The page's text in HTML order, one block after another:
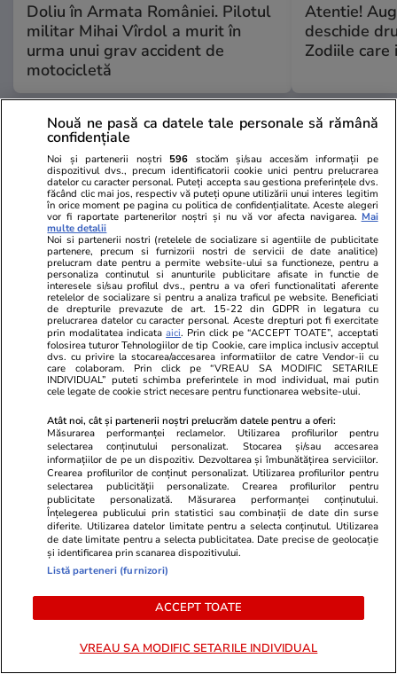
Doliu în Armata României. Pilotul
militar Mihai Vîrdol a murit în
urma unui grav accident de
motocicletă
Atentie!
deschide
Zodiile care
POLITIC
Analiză
Politică 30 iul.
Cum au ciopârțit aleșii noua
lege ANI. Ce a mai rămas din
transparența averilor
politicienilor
Analiză
Politică 30 iul.
Caracatița cu iz penal din
Agricultură. Rapida răzgândire
a ministrului Tanczos Barna
referitoare la suspendarea unor
șefi de instituții cercetați de
DNA
PARTENERI
Nouă ne pasă ca datele tale personale să rămână
confidențiale
Noi și partenerii noștri 596 stocăm și/sau accesăm informații pe
dispozitivul dvs., precum identificatorii cookie unici pentru prelucrarea
datelor cu caracter personal. Puteți accepta sau gestiona preferințele dvs.
făcând clic mai jos, respectiv vă puteți opune utilizării unui interes legitim
în orice moment pe pagina cu politica de confidențialitate. Aceste alegeri
vor fi raportate partenerilor noștri și nu vă vor afecta navigarea. Mai
multe detalii
Noi si partenerii nostri (retelele de socializare si agentiile de publicitate
partenere, precum si furnizorii nostri de servicii de date analitice)
prelucram date pentru a permite website-ului sa functioneze, pentru a
personaliza continutul si anunturile publicitare afisate in functie de
interesele si/sau profilul dvs., pentru a va oferi functionalitati aferente
retelelor de socializare si pentru a analiza traficul pe website. Beneficiati
de drepturile prevazute de art. 15-22 din GDPR in legatura cu
prelucrarea datelor cu caracter personal. Aceste drepturi pot fi exercitate
prin modalitatea indicataaici. Prin click pe “ACCEPT TOATE”, acceptati
folosirea tuturor Tehnologiilor de tip Cookie, care implica inclusiv acceptul
dvs. cu privire la stocarea/accesarea informatiilor de catre Vendor-ii cu
care colaboram. Prin click pe “VREAU SA MODIFIC SETARILE
INDIVIDUAL” puteti schimba preferintele in mod individual, mai putin
cele legate de cookie strict necesare pentru functionarea website-ului.
Atât noi, cât și partenerii noștri prelucrăm datele pentru a oferi:
Măsurarea performanței reclamelor. Utilizarea profilurilor pentru
selectarea conținutului personalizat. Stocarea și/sau accesarea
informațiilor de pe un dispozitiv. Dezvoltarea și îmbunătățirea serviciilor.
Crearea profilurilor de conținut personalizat. Utilizarea profilurilor pentru
selectarea publicității personalizate. Crearea profilurilor pentru
publicitate personalizată. Măsurarea performanței conținutului.
Înțelegerea publicului prin statistici sau combinații de date din surse
diferite. Utilizarea datelor limitate pentru a selecta conținutul. Utilizarea
de date limitate pentru a selecta publicitatea. Date precise de geolocație
și identificarea prin scanarea dispozitivului.
Listă parteneri (furnizori)
ACCEPT TOATE
VREAU SA MODIFIC SETARILE INDIVIDUAL